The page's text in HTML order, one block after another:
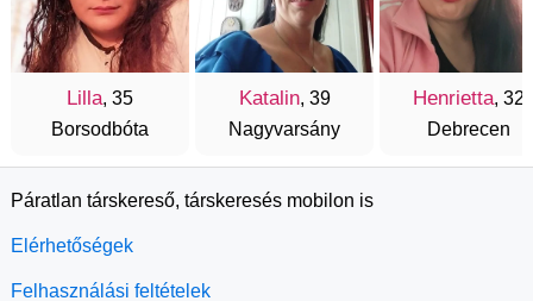
Lilla, 35
Borsodbóta
Katalin, 39
Nagyvarsány
Henrietta, 32
Debrecen
Páratlan társkereső, társkeresés mobilon is
Elérhetőségek
Felhasználási feltételek